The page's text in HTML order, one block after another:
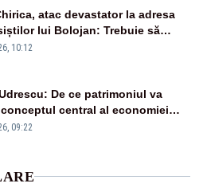
atac devastator la adresa
lui Bolojan: Trebuie să
și natura, dar nu șținem omaneii
10:12
De ce patrimoniul va
central al economiei
09:22